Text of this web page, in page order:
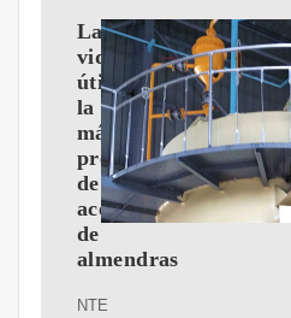
Larga
vida
útil,
la
máquina
prensadora
de
aceite
de
almendras
NTE